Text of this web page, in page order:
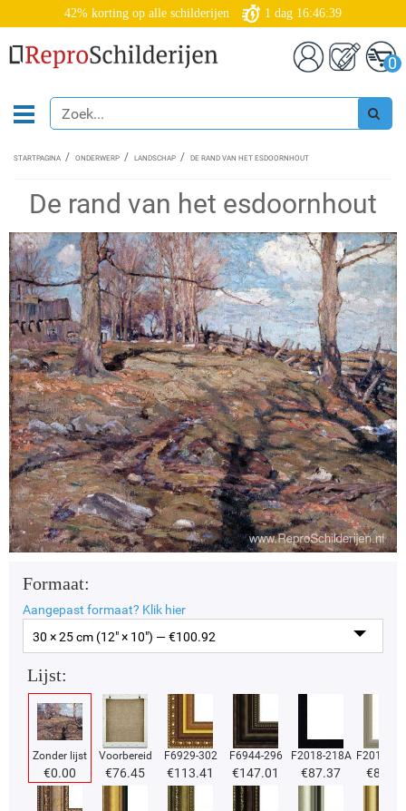
42% korting op alle schilderijen 1 dag 16:46:39
0
STARTPAGINA ONDERWERP LANDSCHAP DE RAND VAN HET ESDOORNHOUT
De rand van het esdoornhout
Formaat:
Aangepast formaat? Klik hier
30 × 25 cm (12" × 10") — €100.92
Lijst:
Zonder lijst
€0.00
Voorbereid
€76.45
F6929-302
€113.41
F6944-296
€147.01
F2018-218A
€87.37
F2018-
€87.37